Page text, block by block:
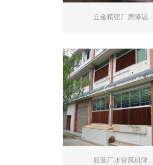
五金精密厂房降温
服装厂水帘风机降